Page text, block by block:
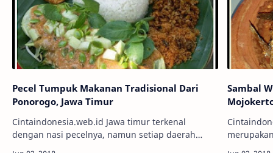
Pecel Tumpuk Makanan Tradisional Dari
Ponorogo, Jawa Timur
Cintaindonesia.web.id Jawa timur terkenal
dengan nasi pecelnya, namun setiap daerah
Sambal